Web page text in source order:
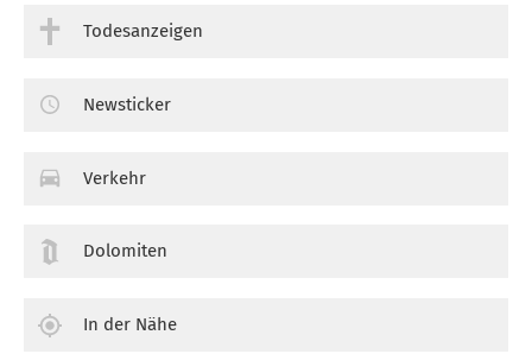
Todesanzeigen
Newsticker
Verkehr
Dolomiten
In der Nähe